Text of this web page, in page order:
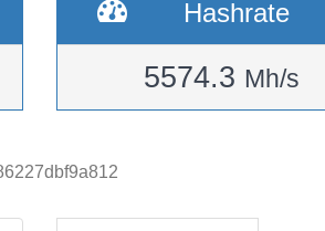
Hashrate
5574.3 Mh/s